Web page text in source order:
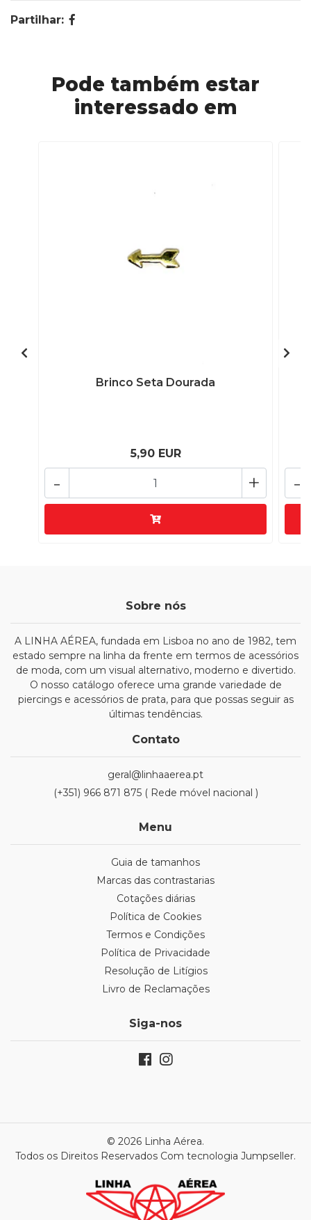
Partilhar:
Pode também estar
interessado em
Brinco Seta Dourada
5,90 EUR
+
- -
Sobre nós
A LINHA AÉREA, fundada em Lisboa no ano de 1982, tem
estado sempre na linha da frente em termos de acessórios
de moda, com um visual alternativo, moderno e divertido.
O nosso catálogo oferece uma grande variedade de
piercings e acessórios de prata, para que possas seguir as
últimas tendências.
Contato
geral@linhaaerea.pt
(+351) 966 871 875 ( Rede móvel nacional )
Menu
Guia de tamanhos
Marcas das contrastarias
Cotações diárias
Política de Cookies
Termos e Condições
Política de Privacidade
Resolução de Litígios
Livro de Reclamações
Siga-nos
© 2026 Linha Aérea.
Todos os Direitos Reservados Com tecnologia Jumpseller.